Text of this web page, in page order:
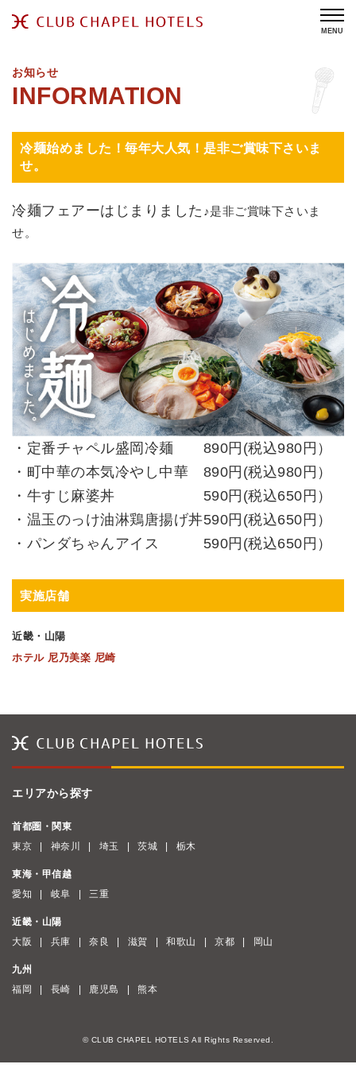
MENU
お知らせ
冷麺始めました！毎年大人気！是非ご賞味下さいま
せ。
冷麺フェアーはじまりました ♪是非ご賞味下さいま
せ。
・定番チャペル盛岡冷麺 890円(税込980円）
・町中華の本気冷やし中華 890円(税込980円）
・牛すじ麻婆丼 590円(税込650円）
・温玉のっけ油淋鶏唐揚げ丼590円(税込650円）
・パンダちゃんアイス 590円 (税込650円）
実施店舗
近畿・山陽
ホテル 尼乃美楽 尼崎
エリアから探す
首都圏・関東
東京
神奈川 埼玉 茨城 栃木
東海・甲信越
愛知
岐阜 三重
近畿・山陽
大阪
兵庫 奈良 滋賀 和歌山 京都 岡山
九州
福岡
長崎 鹿児島 熊本
© CLUB CHAPEL HOTELS All Rights Reserved.